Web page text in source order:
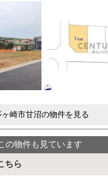
ヶ崎市甘沼の物件を見る
の物件も見ています
ちら